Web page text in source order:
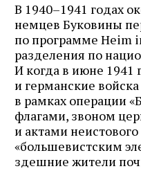
В 1940–1941 годах
немцев Буковины
по программе Heim
разделения по
И когда в июне 1941
и германские
в рамках операции
флагами, звоном
и актами
«большевистским
здешние жители